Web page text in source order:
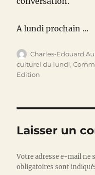
A lundi prochain …
Auteur
Charles-Edouard
culturel du lundi,
Edition
Laisser un
Votre adresse e-mail ne
obligatoires sont